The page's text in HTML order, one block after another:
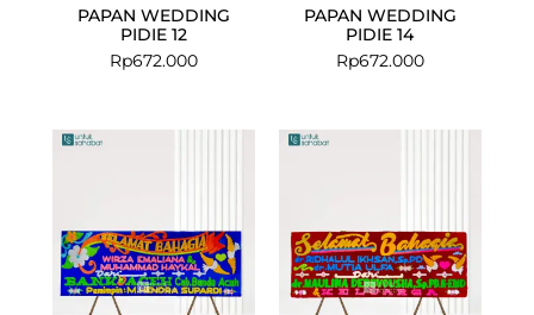
PAPAN WEDDING
PIDIE 12
Rp672.000
PAPAN WEDDING
PIDIE 14
Rp672.000